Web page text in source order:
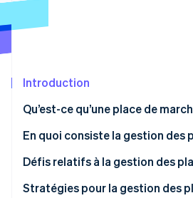
Radar
Constitution de start-up
Élimination du carbone
Identity
Stripe App
Introduction
Qu’est-ce qu’une place de
En quoi consiste la gestion des
Défis relatifs à la gestion des
Stratégies pour la gestion des